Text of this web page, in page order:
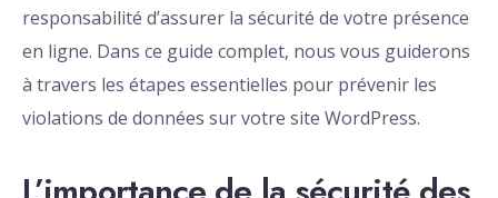
responsabilité d’assurer la sécurité de votre présence
en ligne. Dans ce guide complet, nous vous guiderons
à travers les étapes essentielles pour prévenir les
violations de données sur votre site WordPress.